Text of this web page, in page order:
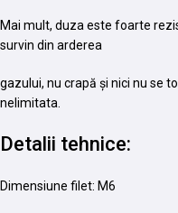
Mai mult, duza este foarte
survin din arderea
gazului, nu crapă și nici nu se
nelimitata.
Detalii tehnice:
Dimensiune filet: M6